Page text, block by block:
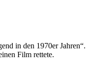
in den 1970er Jahren“.
Film rettete.